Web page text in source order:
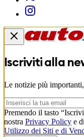
Iscriviti alla
Le notizie più
Premendo il tasto
nostra Privacy Policy e
Utilizzo dei Siti e di